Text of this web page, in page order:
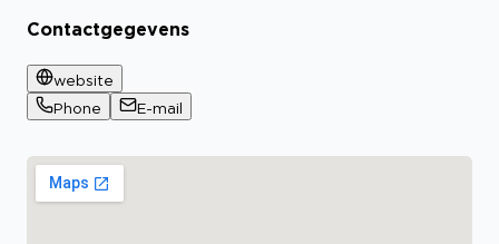
Contactgegevens
website
Phone
E-mail